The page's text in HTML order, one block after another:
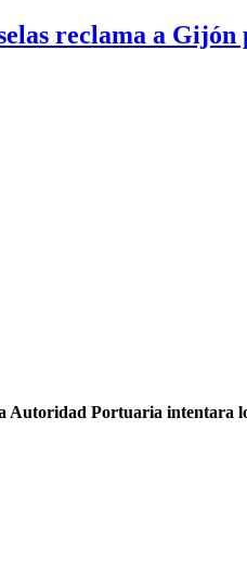
reclama a
Autoridad Portuaria intentara